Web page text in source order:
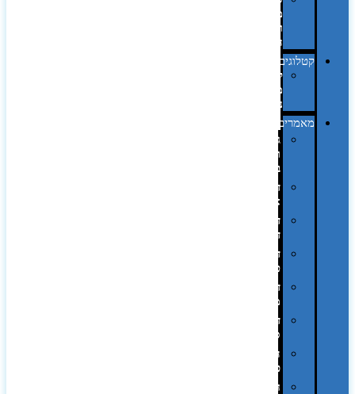
מחשב
וציוד
היקפי
קטלוגים
קטלוג
מוצרי
נייר
מאמרים
גימורים
והשבחות
בדפוס
דפוס
אופסט
דפוס
דיגיטלי
דפוס
טמפון
דפוס
משי
דפוס
סובלימציה
הדפס
פרוצס
חריטה